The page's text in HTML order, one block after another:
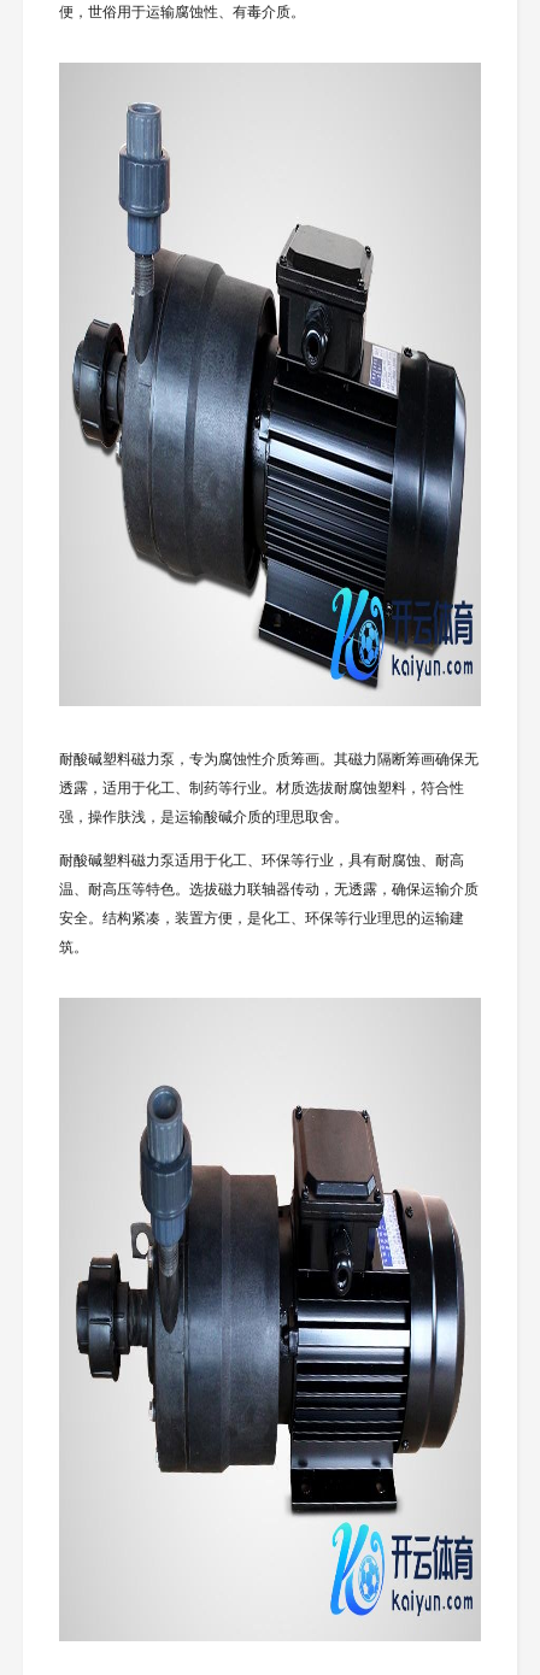
便，世俗用于运输腐蚀性、有毒介质。
耐酸碱塑料磁力泵，专为腐蚀性介质筹画。其磁力隔断筹画确保无
透露，适用于化工、制药等行业。材质选拔耐腐蚀塑料，符合性
强，操作肤浅，是运输酸碱介质的理思取舍。
耐酸碱塑料磁力泵适用于化工、环保等行业，具有耐腐蚀、耐高
温、耐高压等特色。选拔磁力联轴器传动，无透露，确保运输介质
安全。结构紧凑，装置方便，是化工、环保等行业理思的运输建
筑。